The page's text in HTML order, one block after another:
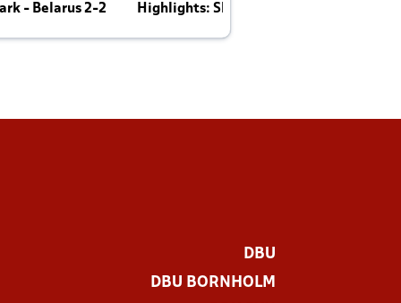
- Belarus 2-2 Highlights: Skotland - Danmark 4-2
DBU
DBU BORNHOLM